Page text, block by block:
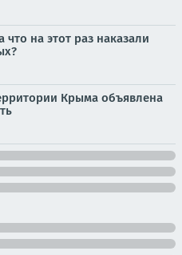
на этот раз наказали
Крыма объявлена